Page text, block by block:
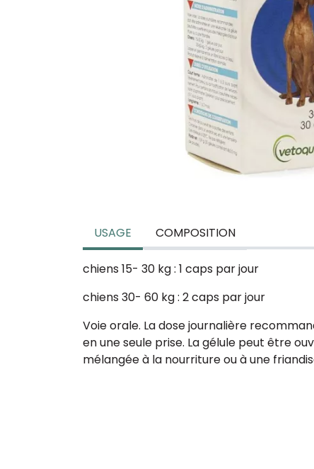
USAGE COMPOSITION
chiens 15- 30 kg : 1 caps par jour
chiens 30- 60 kg : 2 caps par jour
Voie orale. La dose journalière
en une seule prise. La gélule peut être
mélangée à la nourriture ou à une